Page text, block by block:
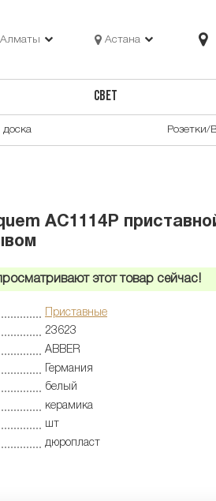
Алматы Астана
СВЕТ
доска
AC1114P
этот товар сейчас!
Приставные
23623
ABBER
Германия
белый
керамика
шт
дюропласт